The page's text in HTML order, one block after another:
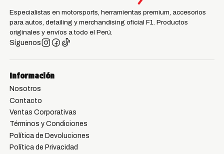
Especialistas en motorsports, herramientas premium, accesorios
para autos, detailing y merchandising oficial F1. Productos
originales y envíos a todo el Perú.
Síguenos
Información
Nosotros
Contacto
Ventas Corporativas
Términos y Condiciones
Política de Devoluciones
Política de Privacidad